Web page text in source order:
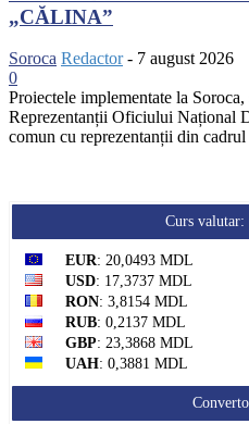
„CĂLINA”
Soroca Redactor - 7 august 2026
0
Proiectele implementate la
Reprezentanții Oficiului Național
comun cu reprezentanții din
Curs
EUR: 20,0493 MDL
USD: 17,3737 MDL
RON: 3,8154 MDL
RUB: 0,2137 MDL
GBP: 23,3868 MDL
UAH: 0,3881 MDL